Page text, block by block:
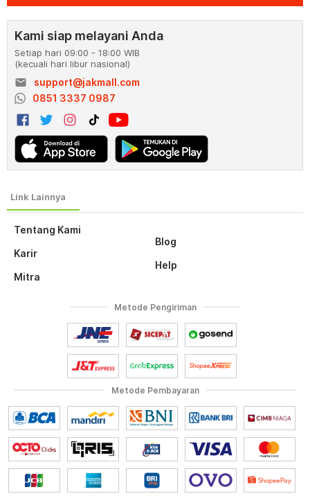
Tentang Kami
Karir
Mitra
Blog
Help
Kami siap melayani Anda
Setiap hari 09:00 - 18:00 WIB
(kecuali hari libur nasional)
email
support@jakmall.com
0851 3337 0987
Metode Pembayaran
Metode Pengiriman